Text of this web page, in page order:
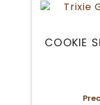
COOKIE